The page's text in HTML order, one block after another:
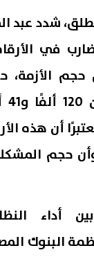
شدد عبد
في
حجم الأزمة،
أن هذه
حجم
أداء
البنوك